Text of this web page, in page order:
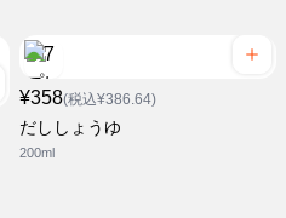
¥358(税込¥386.64)
だししょうゆ
200ml